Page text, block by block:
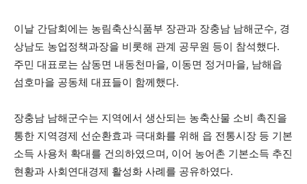
이날 간담회에는 농림축산식품부 장관과 장충남 남해군수, 경
상남도 농업정책과장을 비롯해 관계 공무원 등이 참석했다.
주민 대표로는 삼동면 내동천마을, 이동면 정거마을, 남해읍
섬호마을 공동체 대표들이 함께했다.
장충남 남해군수는 지역에서 생산되는 농축산물 소비 촉진을
통한 지역경제 선순환효과 극대화를 위해 읍 전통시장 등 기본
소득 사용처 확대를 건의하였으며, 이어 농어촌 기본소득 추진
현황과 사회연대경제 활성화 사례를 공유하였다.